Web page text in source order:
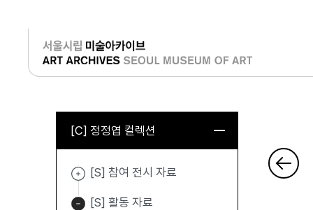
로그인
[C] 정정엽 컬렉션
[S] 참여 전시 자료
[S] 활동 자료